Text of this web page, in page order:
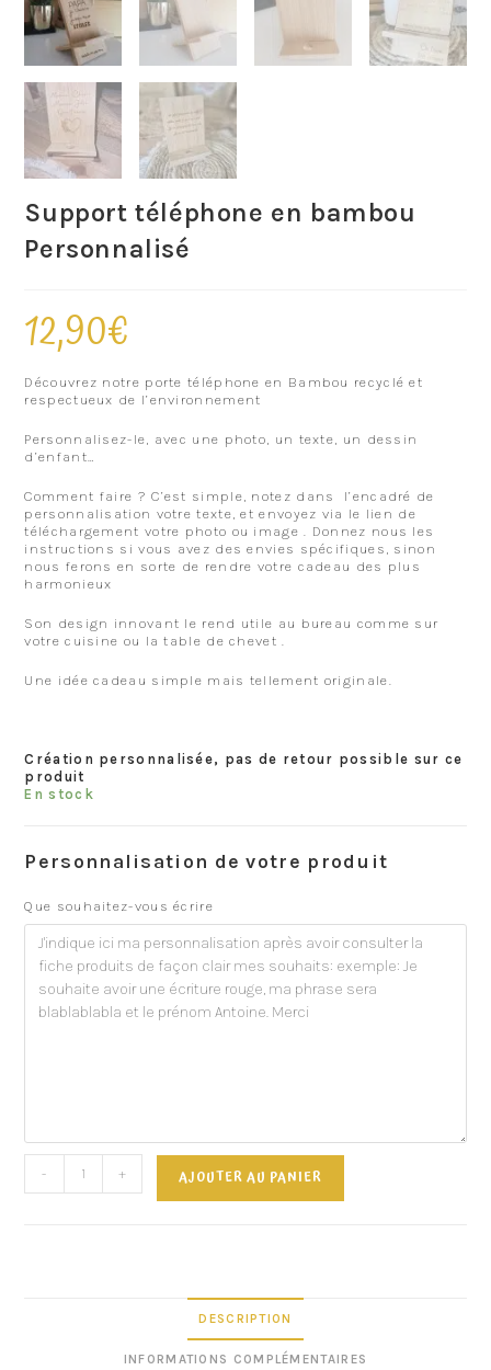
Support téléphone en bambou
Personnalisé
12,90€
Découvrez notre porte téléphone en Bambou recyclé et
respectueux de l’environnement
Personnalisez-le, avec une photo, un texte, un dessin
d’enfant…
Comment faire ? C’est simple, notez dans l’encadré de
personnalisation votre texte, et envoyez via le lien de
téléchargement votre photo ou image . Donnez nous les
instructions si vous avez des envies spécifiques, sinon
nous ferons en sorte de rendre votre cadeau des plus
harmonieux
Son design innovant le rend utile au bureau comme sur
votre cuisine ou la table de chevet .
Une idée cadeau simple mais tellement originale.
Création personnalisée, pas de retour possible sur ce
produit
En stock
Personnalisation de votre produit
Que souhaitez-vous écrire
- + AJOUTER AU PANIER
DESCRIPTION
INFORMATIONS COMPLÉMENTAIRES